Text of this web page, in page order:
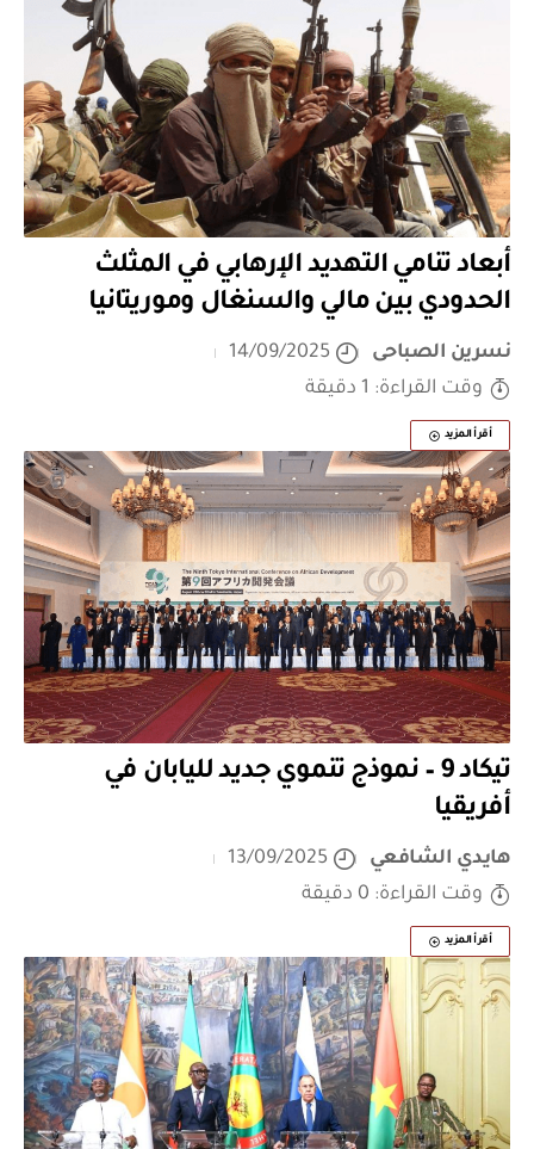
أبعاد تنامي التهديد الإرهابي في المثلث
الحدودي بين مالي والسنغال وموريتانيا
نسرين الصباحى
14/09/2025
وقت القراءة: 1 دقيقة
أقرأ المزيد
تيكاد 9 – نموذج تنموي جديد لليابان في
أفريقيا
هايدي الشافعي
13/09/2025
وقت القراءة: 0 دقيقة
أقرأ المزيد